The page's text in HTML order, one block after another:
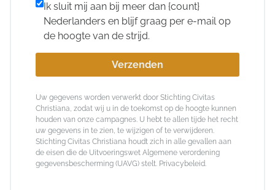
Ik sluit mij aan bij meer dan {count}
Nederlanders en blijf graag per e-mail op
de hoogte van de strijd.
Verzenden
Uw gegevens worden verwerkt door Stichting Civitas
Christiana, zodat wij u in de toekomst op de hoogte kunnen
houden van onze campagnes. U hebt te allen tijde het recht
uw gegevens in te zien, te wijzigen of te verwijderen.
Stichting Civitas Christiana houdt zich in alle gevallen aan
de eisen die de Uitvoeringswet Algemene verordening
gegevensbescherming (UAVG) stelt. Privacybeleid.